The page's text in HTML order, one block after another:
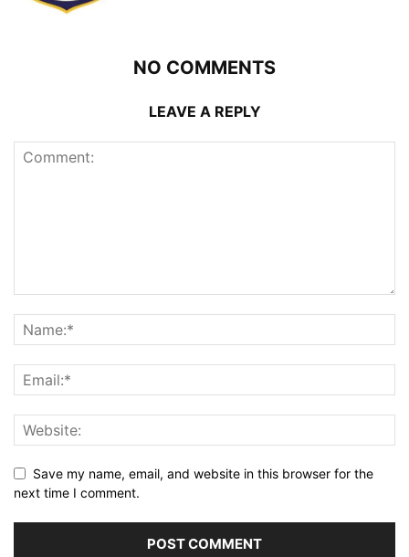
NO COMMENTS
LEAVE A REPLY
Save my name, email, and website in this browser for the
next time I comment.